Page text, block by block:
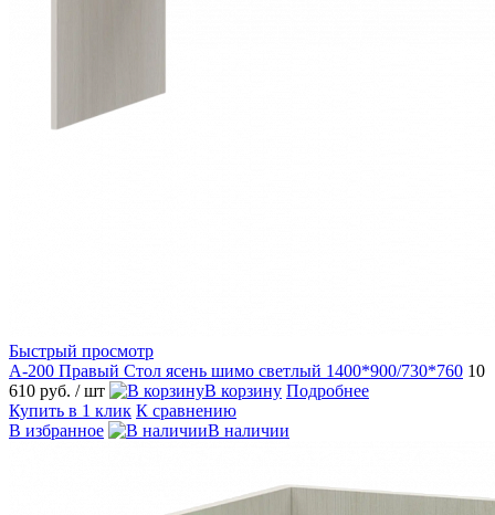
Быстрый просмотр
А-200 Правый Стол ясень шимо светлый 1400*900/730*760 10
610 руб. / шт В корзину Подробнее
Купить в 1 клик К сравнению
В избранное
В наличии